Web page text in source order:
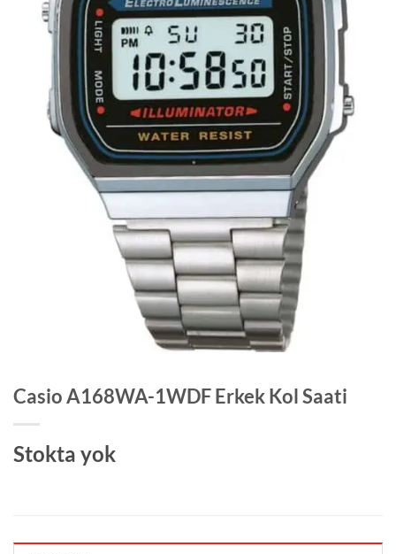
Casio A168WA-1WDF Erkek Kol Saati
Stokta yok